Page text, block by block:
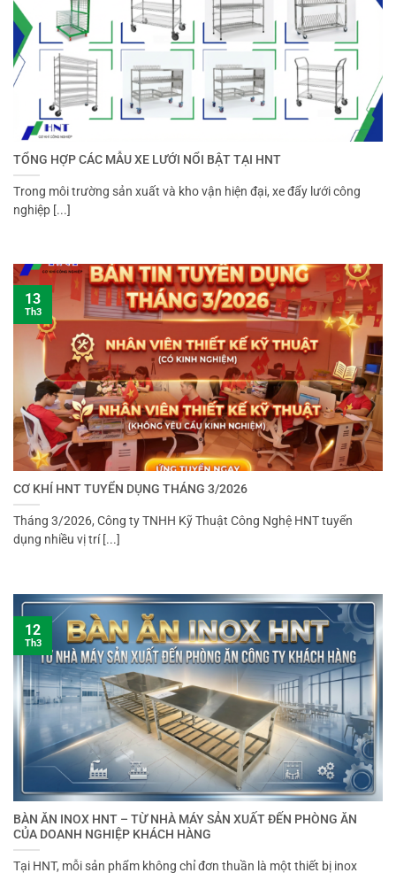
TỔNG HỢP CÁC MẪU XE LƯỚI NỔI BẬT TẠI HNT
Trong môi trường sản xuất và kho vận hiện đại, xe đẩy lưới công
nghiệp [...]
CƠ KHÍ HNT TUYỂN DỤNG THÁNG 3/2026
Tháng 3/2026, Công ty TNHH Kỹ Thuật Công Nghệ HNT tuyển
dụng nhiều vị trí [...]
13
Th3
BÀN ĂN INOX HNT – TỪ NHÀ MÁY SẢN XUẤT ĐẾN PHÒNG ĂN
CỦA DOANH NGHIỆP KHÁCH HÀNG
Tại HNT, mỗi sản phẩm không chỉ đơn thuần là một thiết bị inox
12
Th3